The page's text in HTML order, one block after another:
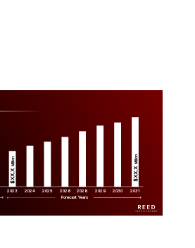
2023 2024 2025 2026 2028 2029 2030 2031
$XX.X
Million
$XX.X
Million
Forecast Years